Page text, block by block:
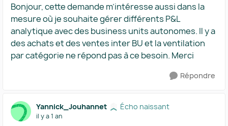
Bonjour, cette demande m’intéresse aussi dans la
mesure où je souhaite gérer différents P&L
analytique avec des business units autonomes. Il y a
des achats et des ventes inter BU et la ventilation
par catégorie ne répond pas à ce besoin. Merci
Répondre
Yannick_Jouhannet Écho naissant
il y a 1 an